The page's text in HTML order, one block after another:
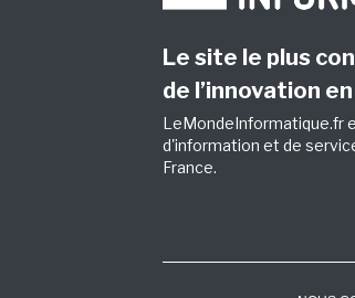
Le site le plus
de l’innovation
LeMondeInformatique.fr
d'information et de
France.